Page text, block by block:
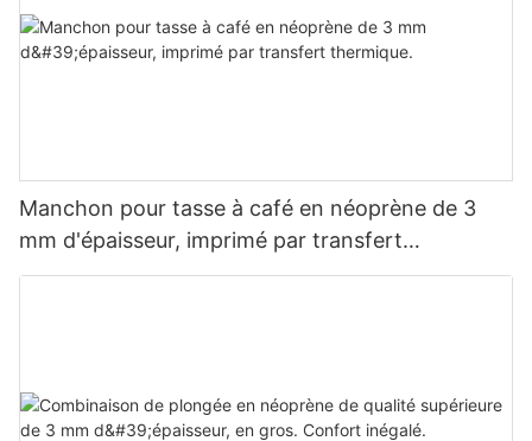
Manchon pour tasse à café en néoprène de 3
mm d'épaisseur, imprimé par transfert
thermique.